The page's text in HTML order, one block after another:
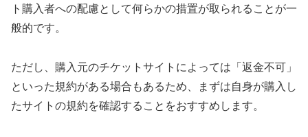
ト購入者への配慮として何らかの措置が取られることが一
般的です。
ただし、購入元のチケットサイトによっては「返金不可」
といった規約がある場合もあるため、まずは自身が購入し
たサイトの規約を確認することをおすすめします。